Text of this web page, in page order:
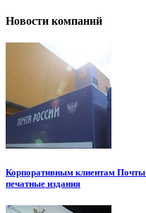
Новости компаний
Корпоративным клиентам Почты
печатные издания